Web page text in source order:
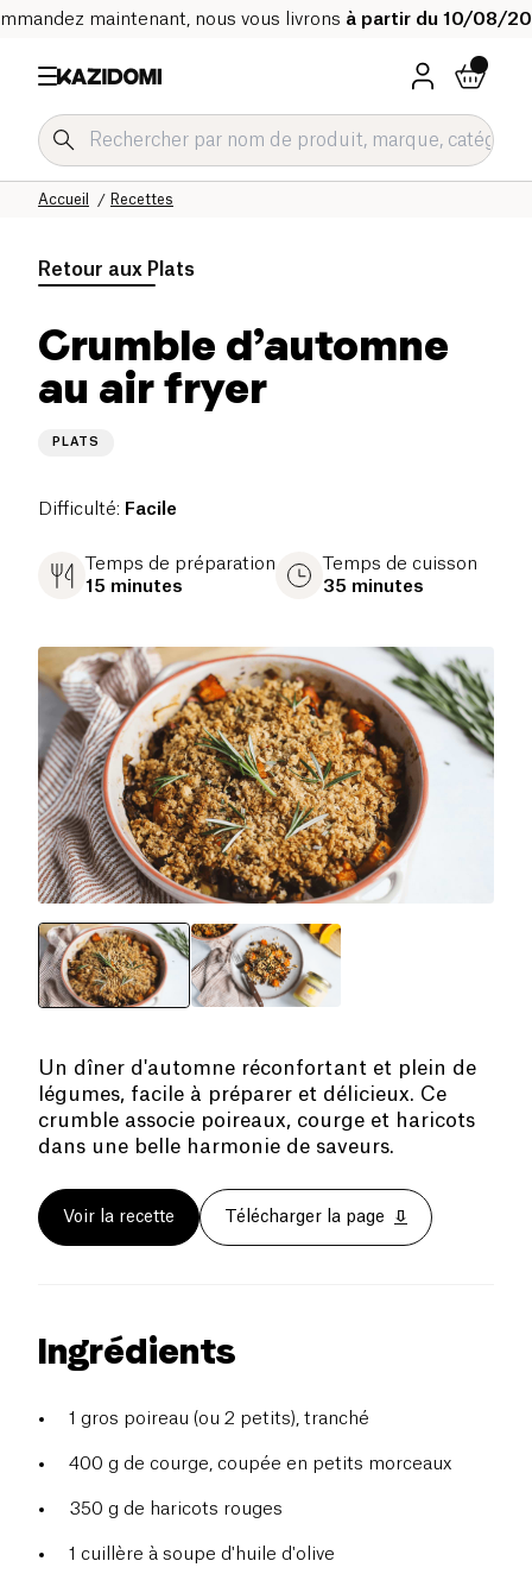
maintenant, nous vous livrons à partir du 10/08/
Recettes
Accueil
Retour aux Plats
Crumble d’automne
au air fryer
PLATS
Difficulté: Facile
Temps de préparation
15 minutes
Temps de cuisson
35 minutes
Un dîner d'automne réconfortant et plein de
légumes, facile à préparer et délicieux. Ce
crumble associe poireaux, courge et haricots
dans une belle harmonie de saveurs.
Voir la recette Télécharger la page
Ingrédients
1 gros poireau (ou 2 petits), tranché
400 g de courge, coupée en petits morceaux
350 g de haricots rouges
1 cuillère à soupe d'huile d'olive